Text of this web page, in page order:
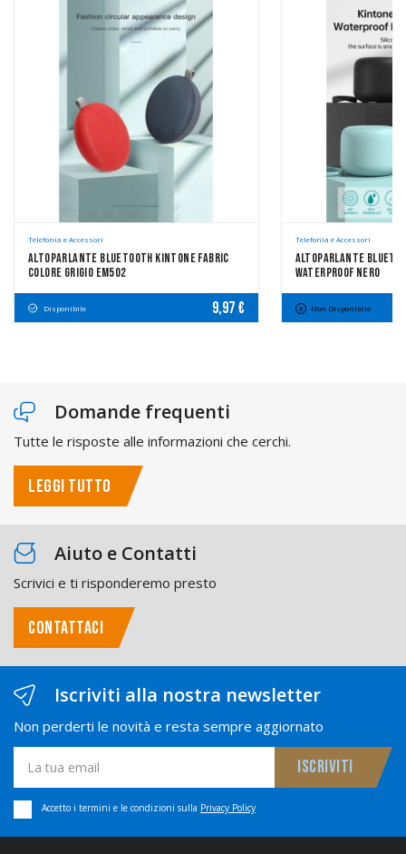
Telefonia e Accessori
Altoparlante Bluetooth Kintone Fabric
Colore Grigio EM502
Disponibile 9,97 €
Telefonia e Accessori
Altoparlante
Waterproof Nero
Non Disponibile
Domande frequenti
Tutte le risposte alle informazioni che cerchi.
LEGGI TUTTO
Aiuto e Contatti
Scrivici e ti risponderemo presto
CONTATTACI
Iscriviti alla nostra newsletter
Non perderti le novità e resta sempre aggiornato
Accetto i termini e le condizioni sulla Privacy Policy